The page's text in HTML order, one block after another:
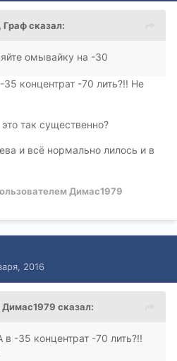
сказал:
омывайку на -30
концентрат -70 лить?!! Не
так существенно?
и всё нормально лилось и в
Димас1979
2016
сказал:
-35 концентрат -70 лить?!!